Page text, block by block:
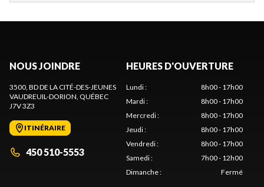
NOUS JOINDRE
3500, BD DE LA CITÉ-DES-JEUNES
VAUDREUIL-DORION, QUÉBEC
J7V 3Z3
ITINÉRAIRE
450 510-5553
HEURES D'OUVERTURE
Lundi:
8h00 - 17h00
Mardi:
8h00 - 17h00
Mercredi:
8h00 - 17h00
Jeudi:
8h00 - 17h00
Vendredi:
8h00 - 17h00
Samedi:
7h00 - 12h00
Dimanche: Fermé